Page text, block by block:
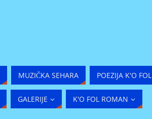
MUZIČKA SEHARA POEZIJA K'O FOL
GALERIJE K'O FOL ROMAN